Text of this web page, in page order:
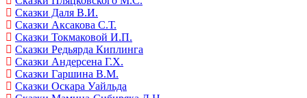
Сказки Даля В.И.
Сказки Аксакова С.Т.
Сказки Токмаковой И.П.
Сказки Редьярда Киплинга
Сказки Андерсена Г.Х.
Сказки Гаршина В.М.
Сказки Оскара Уайльда